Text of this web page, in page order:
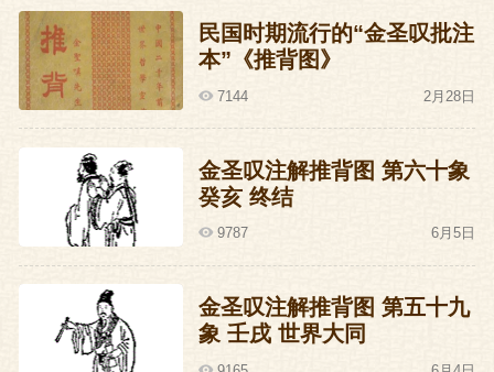
趁宣宗微服私访的时候,在路上狠狠给他一
家伙。这个消息把宣宗吓出了一身的冷汗,
从此对杨奇更加信任了。
总之,宣宗的历史乏味得紧,简单说来,他的一
生就是一直想跑出去疯玩却总是被杨士奇
三人成功拦下来的一生,而且宣宗也没有因
此闹情绪耍性子,这真的很不容易了。
他就这样很不容易地过了十年,然后幸福地
死掉了。
民国时期流行的“金圣叹批注
本”《推背图》
7144 2月28日
金圣叹注解推背图 第六十象
癸亥 终结
9787 6月5日
金圣叹注解推背图 第五十九
象 壬戌 世界大同